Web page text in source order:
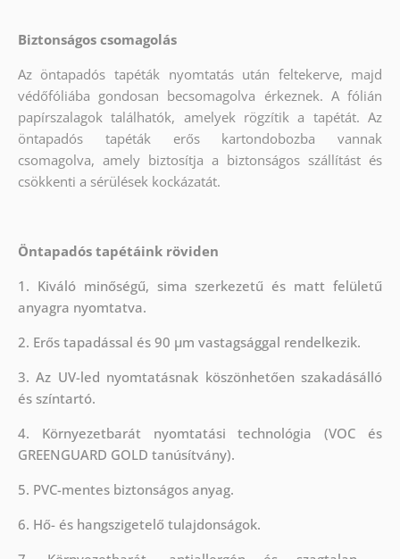
Biztonságos csomagolás
Az öntapadós tapéták nyomtatás után feltekerve, majd
védőfóliába gondosan becsomagolva érkeznek. A fólián
papírszalagok találhatók, amelyek rögzítik a tapétát. Az
öntapadós tapéták erős kartondobozba vannak
csomagolva, amely biztosítja a biztonságos szállítást és
csökkenti a sérülések kockázatát.
Öntapadós tapétáink röviden
1. Kiváló minőségű, sima szerkezetű és matt felületű
anyagra nyomtatva.
2. Erős tapadással és 90 µm vastagsággal rendelkezik.
3. Az UV-led nyomtatásnak köszönhetően szakadásálló
és színtartó.
4. Környezetbarát nyomtatási technológia (VOC és
GREENGUARD GOLD tanúsítvány).
5. PVC-mentes biztonságos anyag.
6. Hő- és hangszigetelő tulajdonságok.